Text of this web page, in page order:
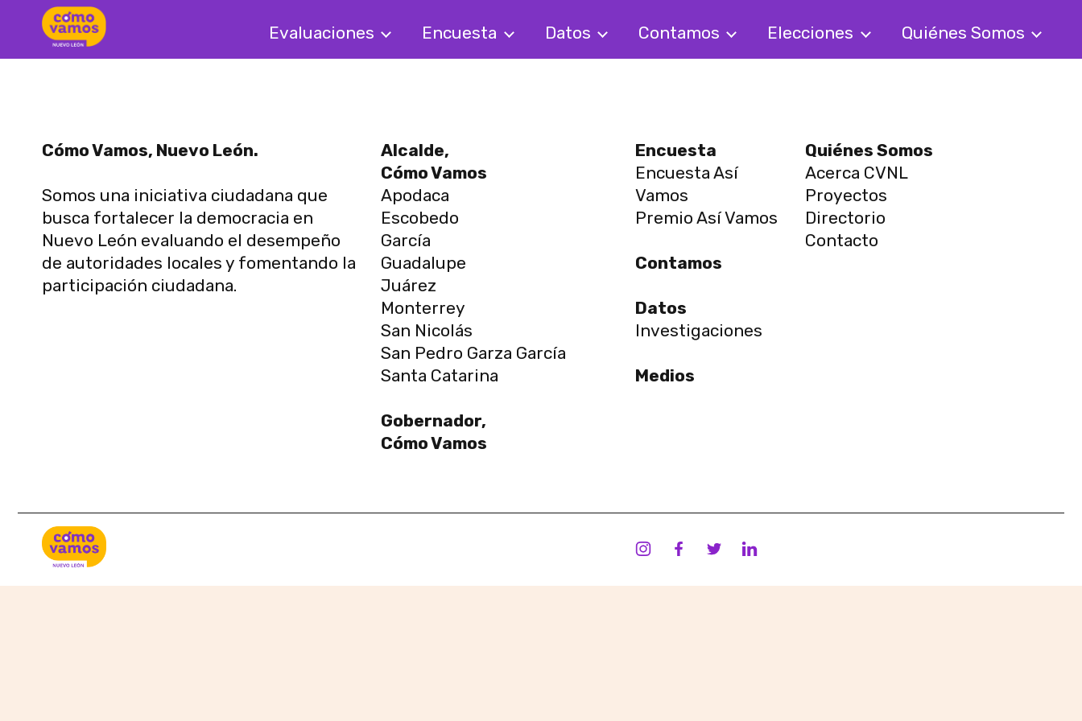
Evaluaciones Encuesta Datos Contamos Elecciones Quiénes Somos
Cómo Vamos, Nuevo León.
Somos una iniciativa ciudadana que
busca fortalecer la democracia en
Nuevo León evaluando el desempeño
de autoridades locales y fomentando la
participación ciudadana.
Alcalde,
Cómo Vamos
Apodaca
Escobedo
García
Guadalupe
Juárez
Monterrey
San Nicolás
San Pedro Garza García
Santa Catarina
Gobernador,
Cómo Vamos
Encuesta
Encuesta Así
Vamos
Premio Así Vamos
Contamos
Datos
Investigaciones
Medios
Quiénes Somos
Acerca CVNL
Proyectos
Directorio
Contacto